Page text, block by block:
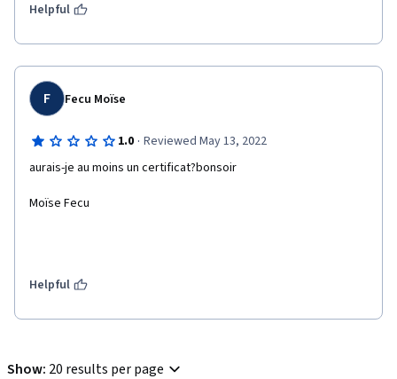
Helpful
F Fecu Moïse
1.0 · Reviewed May 13, 2022
aurais-je au moins un certificat?bonsoir
Moïse Fecu
Helpful
Show: 20 results per page